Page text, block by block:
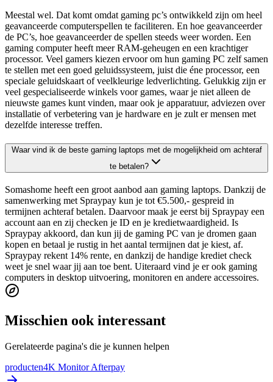
Meestal wel. Dat komt omdat gaming pc’s ontwikkeld zijn om heel
geavanceerde computerspellen te faciliteren. En hoe geavanceerder
de PC’s, hoe geavanceerder de spellen steeds weer worden. Een
gaming computer heeft meer RAM-geheugen en een krachtiger
processor. Veel gamers kiezen ervoor om hun gaming PC zelf samen
te stellen met een goed geluidssysteem, juist die éne processor, een
speciale geluidskaart of veelkleurige ledverlichting. Gelukkig zijn er
veel gespecialiseerde winkels voor games, waar je niet alleen de
nieuwste games kunt vinden, maar ook je apparatuur, adviezen over
installatie of verbetering van je hardware en je zult er mensen met
dezelfde interesse treffen.
Waar vind ik de beste gaming laptops met de mogelijkheid om achteraf
te betalen?
Somashome heeft een groot aanbod aan gaming laptops. Dankzij de
samenwerking met Spraypay kun je tot €5.500,- gespreid in
termijnen achteraf betalen. Daarvoor maak je eerst bij Spraypay een
account aan en zij checken je ID en je kredietwaardigheid. Is
Spraypay akkoord, dan kun jij de gaming PC van je dromen gaan
kopen en betaal je rustig in het aantal termijnen dat je kiest, af.
Spraypay rekent 14% rente, en dankzij de handige krediet check
weet je snel waar jij aan toe bent. Uiteraard vind je er ook gaming
computers in desktop uitvoering, monitoren en andere accessoires.
Misschien ook interessant
Gerelateerde pagina's die je kunnen helpen
producten4K Monitor Afterpay